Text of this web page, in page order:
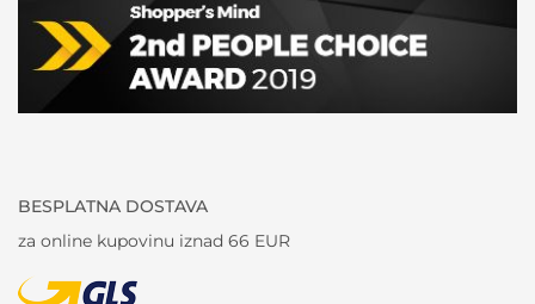
BESPLATNA DOSTAVA
za online kupovinu iznad 66 EUR